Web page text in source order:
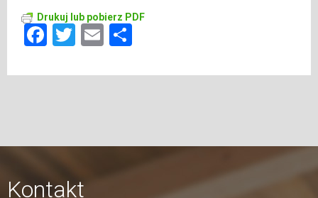
Drukuj lub pobierz PDF
Facebook
Twitter
Email
Kontakt